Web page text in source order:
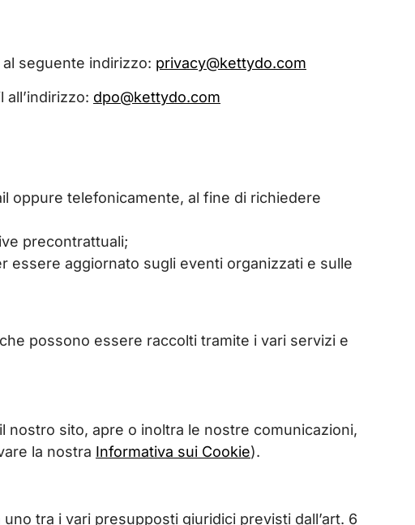
seguente indirizzo: privacy@kettydo.com
dpo@kettydo.com
oppure telefonicamente, al fine di richiedere
precontrattuali;
essere aggiornato sugli eventi organizzati e sulle
possono essere raccolti tramite i vari servizi e
nostro sito, apre o inoltra le nostre comunicazioni,
la nostra Informativa sui Cookie).
tra i vari presupposti giuridici previsti dall’art. 6